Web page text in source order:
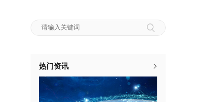
热门资讯